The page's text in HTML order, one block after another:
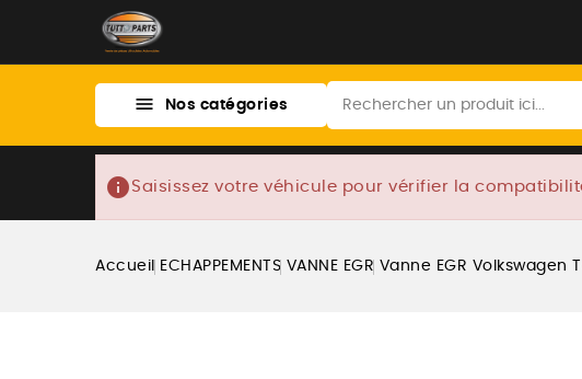
 Nos catégories
info Saisissez votre véhicule pour vérifier la
Accueil ECHAPPEMENTS VANNE EGR Vanne EGR Volkswagen